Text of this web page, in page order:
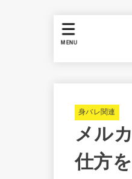
MENU
身バレ関連
メル
仕方